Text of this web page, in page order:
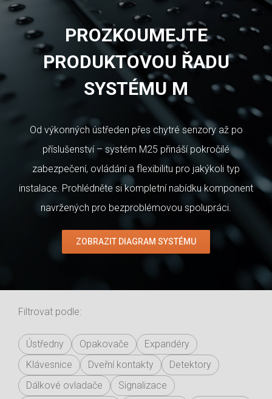
PROZKOUMEJTE
PRODUKTOVOU ŘADU
SYSTÉMU M
Od výkonných ústředen přes chytré senzory až po
příslušenství – systém M25 přináší pokročilé
zabezpečení, ovládání a flexibilitu pro jakýkoli typ
instalace. Prohlédněte si kompletní nabídku komponent
navržených pro bezproblémovou spolupráci.
ZOBRAZIT DIAGRAM SYSTÉMU
Filtrovat podle:
Ústředny Opakovače
Expandéry
Klávesnice
Dveřní kontakty
Detektory
Dálkové ovladače
Signalizace